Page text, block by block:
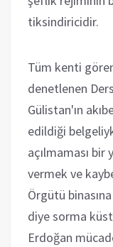
tiksindiricidir.
Tüm kenti
denetlenen
Gülistan'ın
edildiği
açılmaması bir
vermek ve
Örgütü
diye sorma
Erdoğan